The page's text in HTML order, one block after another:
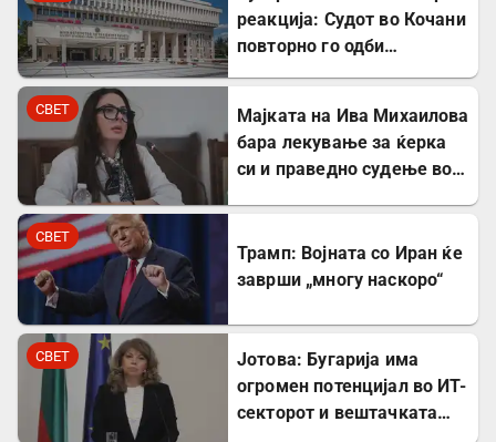
реакција: Судот во Кочани
повторно го одби
СВЕТ
Мајката на Ива Михаилова
бара лекување за ќерка
си и праведно судење во
СВЕТ
Трамп: Војната со Иран ќе
заврши „многу наскоро“
СВЕТ
Јотова: Бугарија има
огромен потенцијал во ИТ-
секторот и вештачката